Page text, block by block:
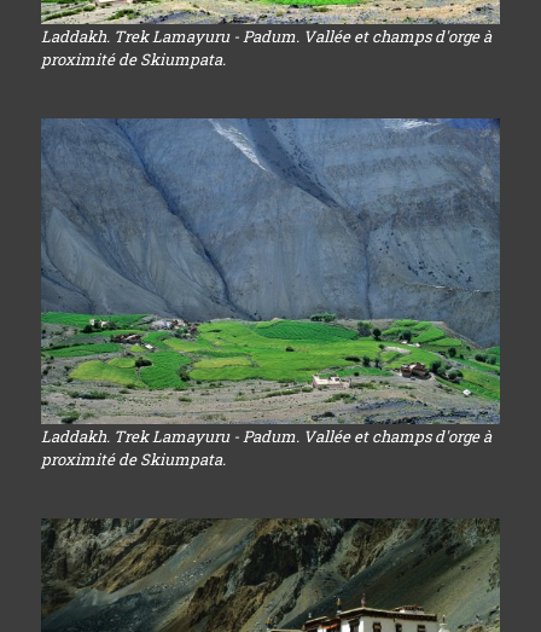
Laddakh. Trek Lamayuru - Padum. Vallée et champs d'orge à
proximité de Skiumpata.
Laddakh. Trek Lamayuru - Padum. Vallée et champs d'orge à
proximité de Skiumpata.